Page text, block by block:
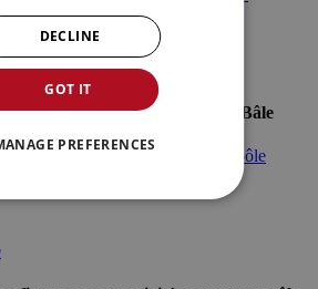
Institut de biologie humaine à Bâle
son attractivité en tant que pôle
GOT IT
DECLINE
PREFERENCES